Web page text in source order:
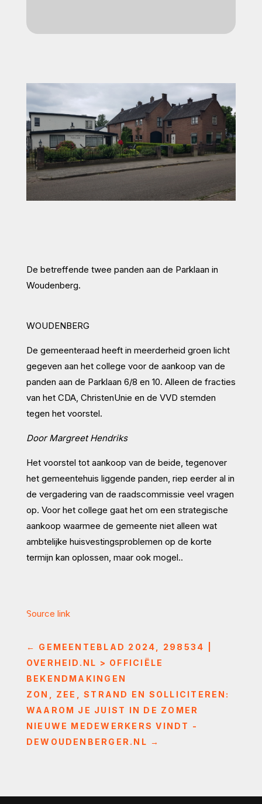
De betreffende twee panden aan de Parklaan in
Woudenberg.
WOUDENBERG
De gemeenteraad heeft in meerderheid groen licht
gegeven aan het college voor de aankoop van de
panden aan de Parklaan 6/8 en 10. Alleen de fracties
van het CDA, ChristenUnie en de VVD stemden
tegen het voorstel.
Door Margreet Hendriks
Het voorstel tot aankoop van de beide, tegenover
het gemeentehuis liggende panden, riep eerder al in
de vergadering van de raadscommissie veel vragen
op. Voor het college gaat het om een strategische
aankoop waarmee de gemeente niet alleen wat
ambtelijke huisvestingsproblemen op de korte
termijn kan oplossen, maar ook mogel..
Source link
← GEMEENTEBLAD 2024, 298534 |
OVERHEID.NL > OFFICIËLE
BEKENDMAKINGEN
ZON, ZEE, STRAND EN SOLLICITEREN:
WAAROM JE JUIST IN DE ZOMER
NIEUWE MEDEWERKERS VINDT -
DEWOUDENBERGER.NL →